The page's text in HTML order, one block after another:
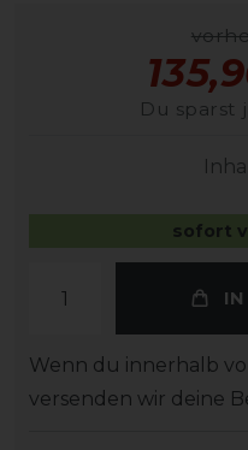
Du sparst
sofort
Wenn du innerhalb
versenden wir deine